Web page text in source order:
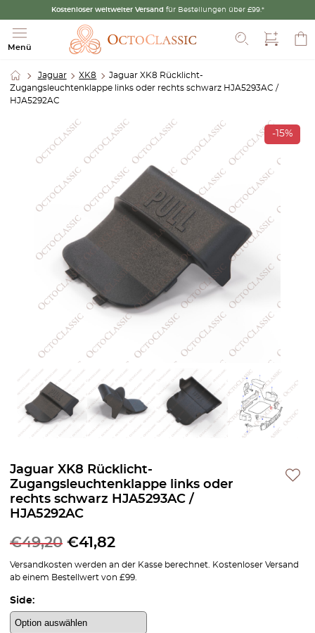
Kostenloser weltweiter Versand für Bestellungen über £99.*
Menü
Suche
Jaguar XK8
Jaguar XK8 Rücklicht-
Zugangsleuchtenklappe links oder rechts schwarz HJA5293AC /
HJA5292AC
-15%
Jaguar XK8 Rücklicht-
Zugangsleuchtenklappe links oder
rechts schwarz HJA5293AC /
HJA5292AC
€49,20 €41,82
Versandkosten werden an der Kasse berechnet. Kostenloser Versand
ab einem Bestellwert von £99.
Side: